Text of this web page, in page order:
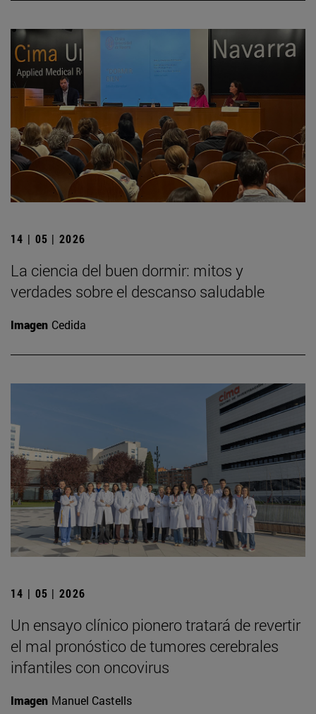
14 | 05 | 2026
La ciencia del buen dormir: mitos y
verdades sobre el descanso saludable
Imagen Cedida
14 | 05 | 2026
Un ensayo clínico pionero tratará de revertir
el mal pronóstico de tumores cerebrales
infantiles con oncovirus
Imagen Manuel Castells